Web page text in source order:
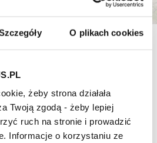
O plikach cookies
żeby strona działała
Twoją zgodą - żeby lepiej
ruch na stronie i prowadzić
Informacje o korzystaniu ze
tagu: